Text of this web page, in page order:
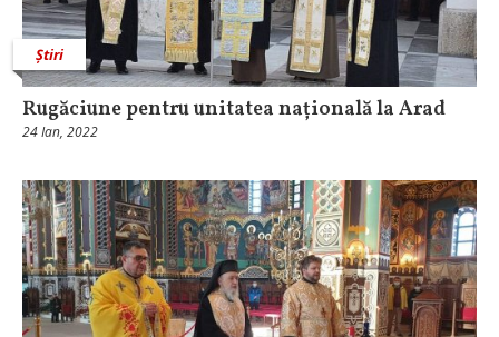
Știri
Rugăciune pentru unitatea națională la Arad
24 Ian, 2022